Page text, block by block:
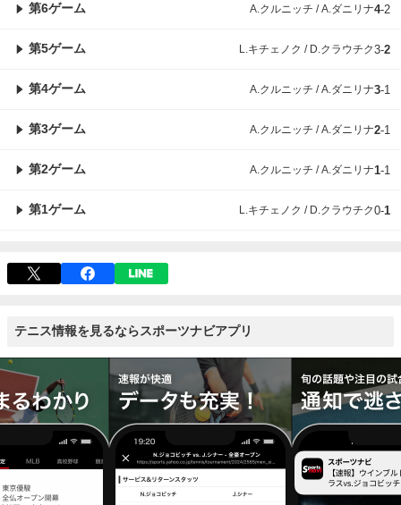
第6ゲーム A.クルニッチ / A.ダニリナ4-2
第5ゲーム L.キチェノク / D.クラウチク3-2
第4ゲーム A.クルニッチ / A.ダニリナ3-1
第3ゲーム A.クルニッチ / A.ダニリナ2-1
第2ゲーム A.クルニッチ / A.ダニリナ1-1
第1ゲーム L.キチェノク / D.クラウチク0-1
テニス情報を見るならスポーツナビアプリ